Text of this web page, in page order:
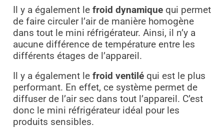
Il y a également le froid dynamiquequi permet
de faire circuler l’air de manière homogène
dans tout le mini réfrigérateur. Ainsi, il n’y a
aucune différence de température entre les
différents étages de l’appareil.
Il y a également le froid ventiléqui est le plus
performant. En effet, ce système permet de
diffuser de l’air sec dans tout l’appareil. C’est
donc le mini réfrigérateur idéal pour les
produits sensibles.